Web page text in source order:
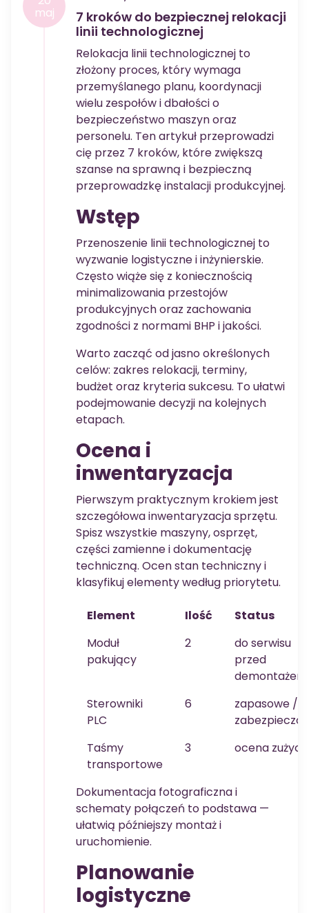
maj
7 kroków do bezpiecznej relokacji
linii technologicznej
Relokacja linii technologicznej to
złożony proces, który wymaga
przemyślanego planu, koordynacji
wielu zespołów i dbałości o
bezpieczeństwo maszyn oraz
personelu. Ten artykuł przeprowadzi
cię przez 7 kroków, które zwiększą
szanse na sprawną i bezpieczną
przeprowadzkę instalacji produkcyjnej.
Wstęp
Przenoszenie linii technologicznej to
wyzwanie logistyczne i inżynierskie.
Często wiąże się z koniecznością
minimalizowania przestojów
produkcyjnych oraz zachowania
zgodności z normami BHP i jakości.
Warto zacząć od jasno określonych
celów: zakres relokacji, terminy,
budżet oraz kryteria sukcesu. To ułatwi
podejmowanie decyzji na kolejnych
etapach.
Ocena i
inwentaryzacja
Pierwszym praktycznym krokiem jest
szczegółowa inwentaryzacja sprzętu.
Spisz wszystkie maszyny, osprzęt,
części zamienne i dokumentację
techniczną. Ocen stan techniczny i
klasyfikuj elementy według priorytetu.
Element Ilość
Status
Moduł
pakujący
2
do serwisu
przed
demontażem
Sterowniki
PLC
6
zapasowe /
Taśmy
transportowe
3 ocena
Dokumentacja fotograficzna i
schematy połączeń to podstawa —
ułatwią późniejszy montaż i
uruchomienie.
Planowanie
logistyczne